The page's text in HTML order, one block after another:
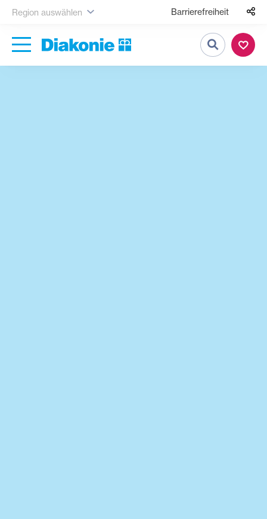
Region auswählen Barrierefreiheit
Suche